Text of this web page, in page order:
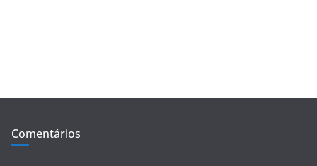
Comentários